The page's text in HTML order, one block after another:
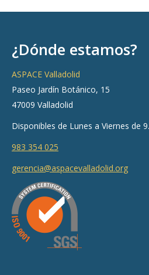
¿Dónde estamos?
ASPACE Valladolid
Paseo Jardín Botánico, 15
47009 Valladolid
Disponibles de Lunes a Viernes de
983 354 025
gerencia@aspacevalladolid.org